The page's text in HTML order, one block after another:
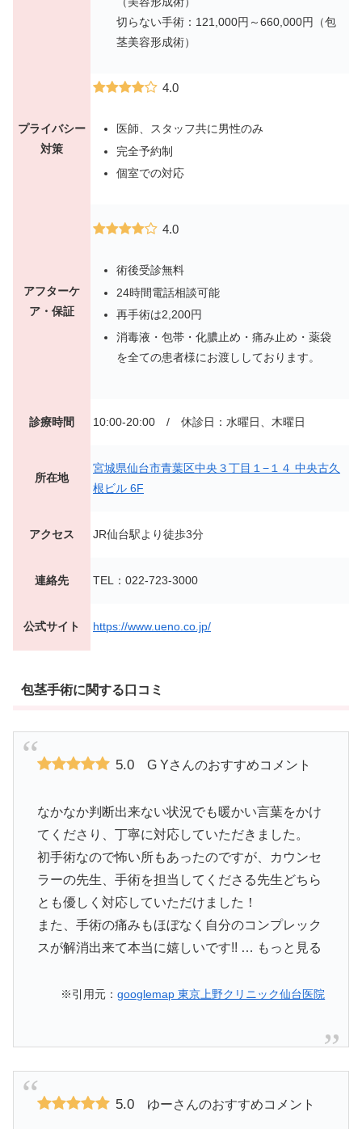
切らない手術：121,000円～660,000円（包
茎美容形成術）
プライバシー
対策
4.0
医師、スタッフ共に男性のみ
完全予約制
個室での対応
アフターケ
ア・保証
4.0
術後受診無料
24時間電話相談可能
再手術は2,200円
消毒液・包帯・化膿止め・痛み止め・薬袋
を全ての患者様にお渡ししております。
診療時間 10:00-20:00 / 休診日：水曜日、木曜日
所在地
宮城県仙台市青葉区中央３丁目１−１４ 中央古久
根ビル 6F
アクセス JR仙台駅より徒歩3分
連絡先 TEL：022-723-3000
公式サイト https://www.ueno.co.jp/
包茎手術に関する口コミ
5.0G Yさんのおすすめコメント
なかなか判断出来ない状況でも暖かい言葉をかけ
てくださり、丁寧に対応していただきました。
初手術なので怖い所もあったのですが、カウンセ
ラーの先生、手術を担当してくださる先生どちら
とも優しく対応していただけました！
また、手術の痛みもほぼなく自分のコンプレック
スが解消出来て本当に嬉しいです!! … もっと見る
※引用元：googlemap 東京上野クリニック仙台医院
5.0ゆーさんのおすすめコメント